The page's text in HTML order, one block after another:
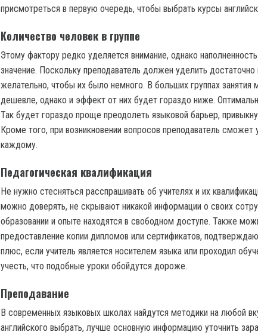
присмотреться в первую очередь, чтобы выбрать курсы
Количество человек в группе
Этому фактору редко уделяется внимание, однако
значение. Поскольку преподаватель должен уделить
желательно, чтобы их было немного. В больших группах занятия
дешевле, однако и эффект от них будет гораздо ниже.
Так будет гораздо проще преодолеть языковой барьер,
Кроме того, при возникновении вопросов преподаватель
каждому.
Педагогическая квалификация
Не нужно стесняться расспрашивать об учителях и их
можно доверять, не скрывают никакой информации о своих
образовании и опыте находятся в свободном доступе. Также
предоставление копии дипломов или сертификатов,
плюс, если учитель является носителем языка или проходил
учесть, что подобные уроки обойдутся дороже.
Преподавание
В современных языковых школах найдутся методики на любой
английского выбрать, лучше основную информацию уточнить